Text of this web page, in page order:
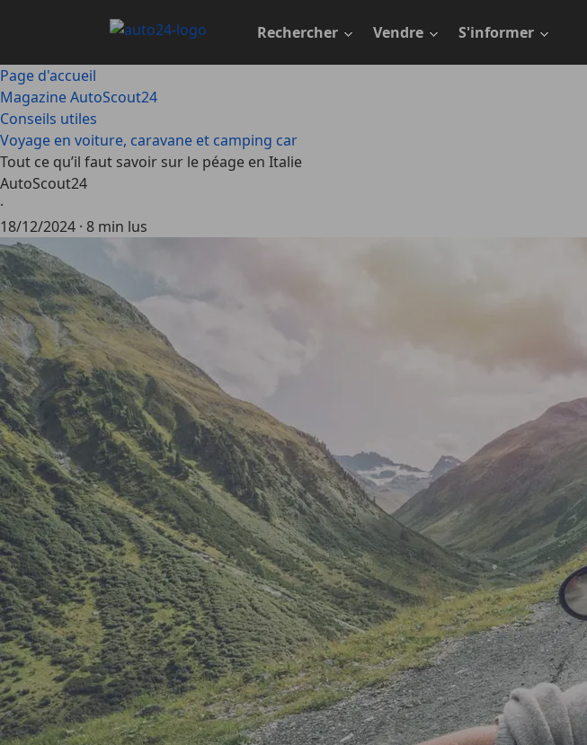
principal
Rechercher Vendre S'informer
Page d'accueil
Magazine AutoScout24
Conseils utiles
Voyage en voiture, caravane et camping car
Tout ce qu’il faut savoir sur le péage en Italie
AutoScout24
·
18/12/2024 · 8 min lus